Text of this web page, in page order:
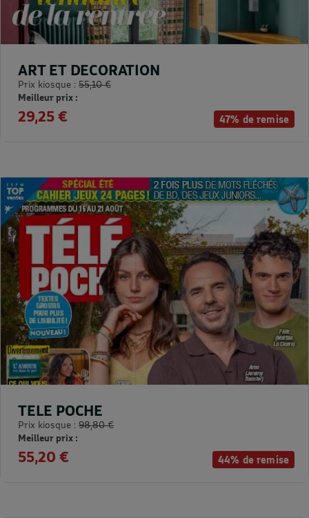
47% de remise
ART ET DECORATION
Prix kiosque : 55,10 €
Meilleur prix :
29,25 €
44% de remise
TELE POCHE
Prix kiosque : 98,80 €
Meilleur prix :
55,20 €